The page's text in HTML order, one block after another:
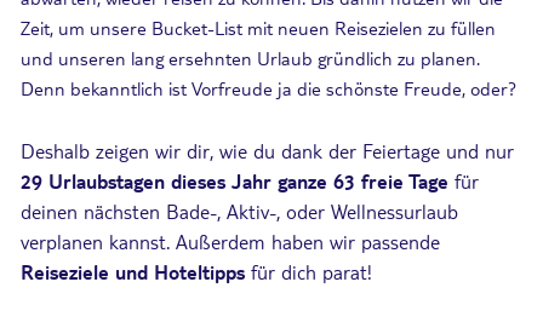
Zeit, um unsere Bucket-List mit neuen Reisezielen zu füllen
und unseren lang ersehnten Urlaub gründlich zu planen.
Denn bekanntlich ist Vorfreude ja die schönste Freude, oder?
Deshalb zeigen wir dir, wie du dank der Feiertage und nur
29 Urlaubstagen dieses Jahr ganze 63 freie Tage für
deinen nächsten Bade-, Aktiv-, oder Wellnessurlaub
verplanen kannst. Außerdem haben wir passende
Reiseziele und Hoteltipps für dich parat!